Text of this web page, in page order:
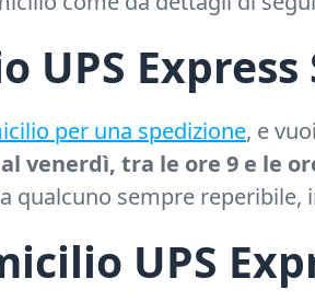
UPS Express
per una spedizione, e
venerdì, tra le ore 9 e le
qualcuno sempre
UPS